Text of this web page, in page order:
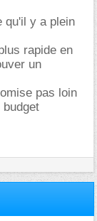
qu'il y a plein
rapide en
un
pas loin